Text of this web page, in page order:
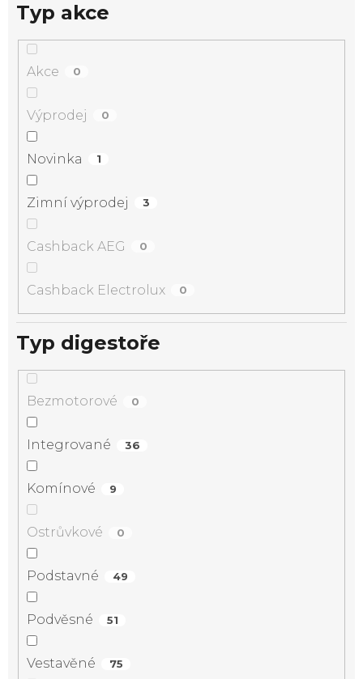
Typ akce
Akce 0
Výprodej 0
Novinka 1
Zimní výprodej 3
Cashback AEG 0
Cashback Electrolux 0
Typ digestoře
Bezmotorové 0
Integrované 36
Komínové 9
Ostrůvkové 0
Podstavné 49
Podvěsné 51
Vestavěné 75